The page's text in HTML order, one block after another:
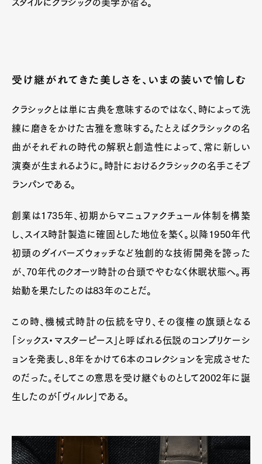
スタイルにクラシックの美学が宿る。
受け継がれてきた美しさを、いまの装いで愉しむ
クラシックとは単に古典を意味するのではなく、時によって洗
練に磨きをかけた古雅を意味する。たとえばクラシックの名
曲がそれぞれの時代の解釈と創造性によって、常に新しい
演奏が生まれるように。時計におけるクラシックの名手こそブ
ランパンである。
創業は1735年、初期からマニュファクチュール体制を構築
し、スイス時計製造に確固とした地位を築く。以降1950年代
初頭のダイバーズウォッチなど独創的な技術開発を誇った
が、70年代のクオーツ時計の台頭でやむなく休眠状態へ。再
始動を果たしたのは83年のことだ。
この時、機械式時計の伝統を守り、その復権の旗頭となる
「シックス・マスターピース」と呼ばれる伝説のコンプリケーシ
ョンを発表し、8年をかけて6本のコレクションを完成させた
のだった。そしてこの意思を受け継ぐものとして2002年に誕
生したのが「ヴィルレ」である。